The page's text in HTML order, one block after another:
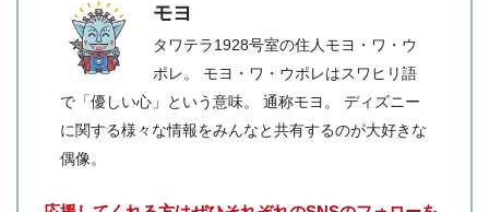
モヨ
タワテラ1928号室の住人モヨ・ワ・ウ
ポレ。 モヨ・ワ・ウポレはスワヒリ語
で「優しい心」という意味。 通称モヨ。 ディズニー
に関する様々な情報をみんなと共有するのが大好きな
偶像。